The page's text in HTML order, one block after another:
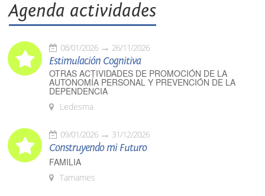
Agenda actividades
08/01/2026 26/11/2026
Estimulación Cognitiva
OTRAS ACTIVIDADES DE PROMOCIÓN DE LA
AUTONOMÍA PERSONAL Y PREVENCIÓN DE LA
DEPENDENCIA
Ledesma
09/01/2026 31/12/2026
Construyendo mi Futuro
FAMILIA
Tamames